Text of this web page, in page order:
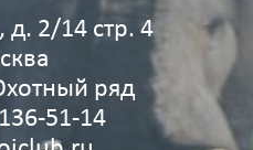
2/14 стр. 4
ряд